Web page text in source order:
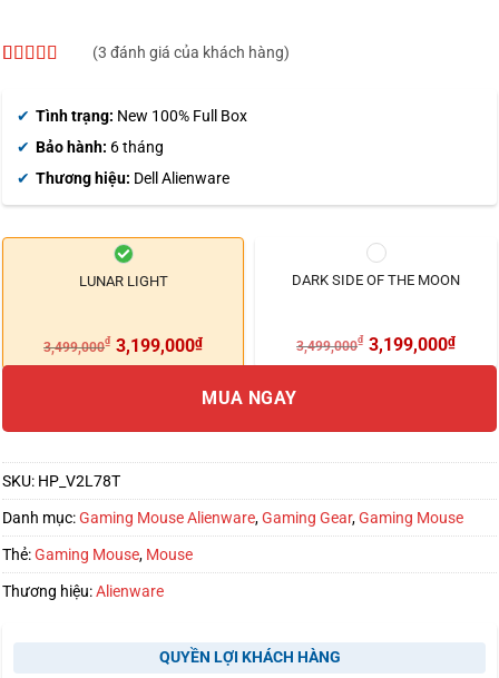
giá
(3 đánh giá của khách hàng)
Tình trạng: New 100% Full Box
Bảo hành: 6 tháng
Thương hiệu: Dell Alienware
LUNAR LIGHT
3,499,000₫ 3,199,000₫
DARK SIDE OF THE MOON
3,499,000₫ 3,199,000₫
MUA NGAY
SKU: HP_V2L78T
Danh mục:Gaming Mouse Alienware,Gaming Gear,Gaming Mouse
Thẻ:Gaming Mouse, Mouse
Thương hiệu:Alienware
QUYỀN LỢI KHÁCH HÀNG